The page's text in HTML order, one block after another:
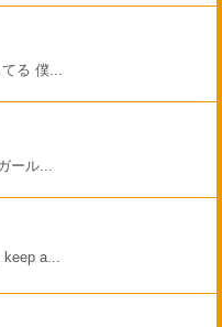
る 僕...
ール...
keep a...